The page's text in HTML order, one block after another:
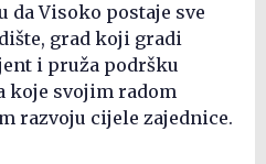
da Visoko postaje sve
grad koji gradi
i pruža podršku
koje svojim radom
razvoju cijele zajednice.